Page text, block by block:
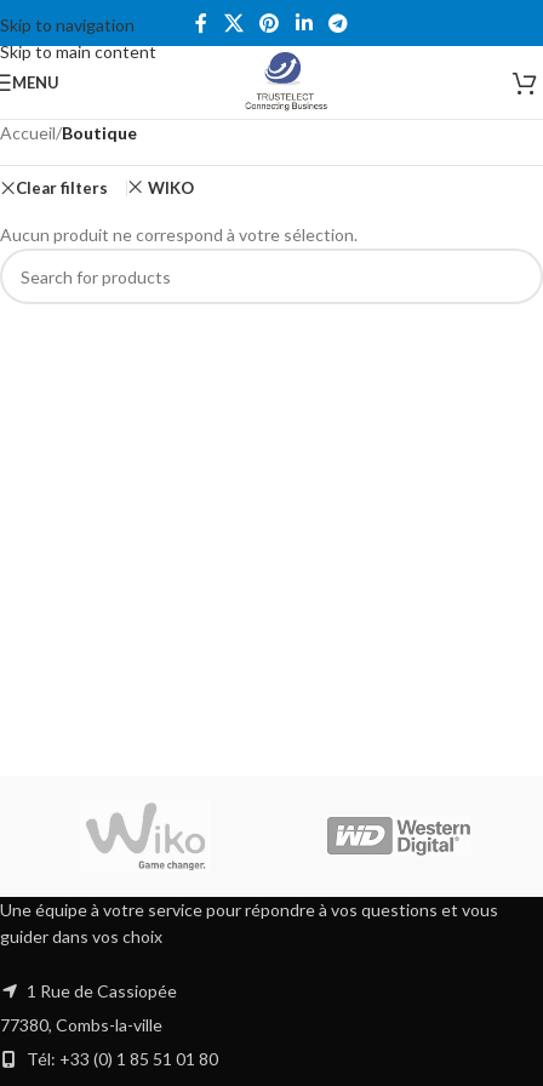
Skip to navigation
Skip to main content
MENU
Accueil/Boutique
Clear filters WIKO
Aucun produit ne correspond à votre sélection.
Une équipe à votre service pour répondre à vos questions et vous
guider dans vos choix
1 Rue de Cassiopée
77380, Combs-la-ville
Tél: +33 (0) 1 85 51 01 80